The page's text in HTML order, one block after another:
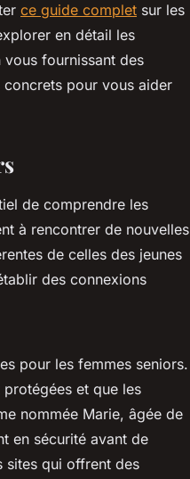
ce guide complet sur les
en détail les
fournissant des
pour vous aider
de comprendre les
à rencontrer de nouvelles
de celles des jeunes
des connexions
pour les femmes seniors.
et que les
nommée Marie, âgée de
en sécurité avant de
sites qui offrent des